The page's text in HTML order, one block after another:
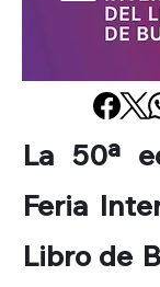
La 50ª
Feria
Libro de